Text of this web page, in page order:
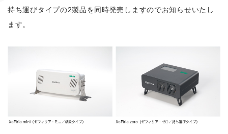
持ち運びタイプの2製品を同時発売しますのでお知らせいたし
ます。